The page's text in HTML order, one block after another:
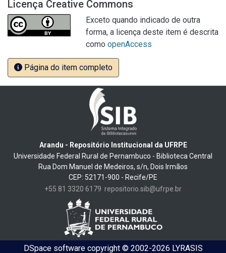
Licença Creative Commons
Exceto quando indicado de outra
forma, a licença deste item é descrita
como openAccess
Página do item completo
Arandu - Repositório Institucional da UFRPE
Universidade Federal Rural de Pernambuco - Biblioteca Central
Rua Dom Manuel de Medeiros, s/n, Dois Irmãos
CEP: 52171-900 - Recife/PE
+55 81 3320 6179 repositorio.sib@ufrpe.br
DSpace softwarecopyright © 2002-2026 LYRASIS